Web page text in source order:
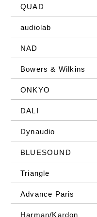
QUAD
audiolab
NAD
Bowers & Wilkins
ONKYO
DALI
Dynaudio
BLUESOUND
Triangle
Advance Paris
Harman/Kardon